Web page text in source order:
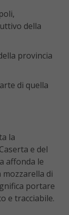
della
provincia
di quella
la
e del
affonda le
mozzarella di
portare
e tracciabile.